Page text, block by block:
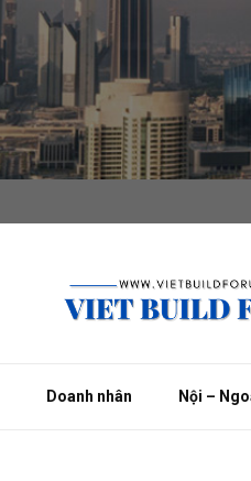
Doanh nhân Nội –